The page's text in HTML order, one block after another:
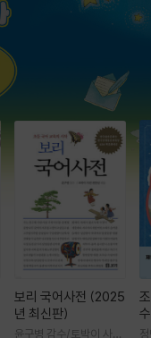
보리 국어사전 (2025
년 최신판)
윤구병 감수/토박이 사전